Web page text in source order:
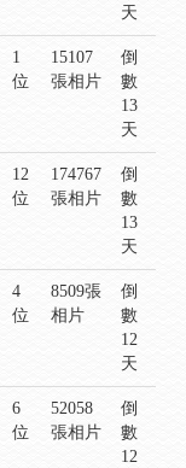
天
1
位
15107
張相片
倒
數
13
天
12
位
174767
張相片
倒
數
13
天
4
位
8509張
相片
倒
數
12
天
6
位
52058
張相片
倒
數
12